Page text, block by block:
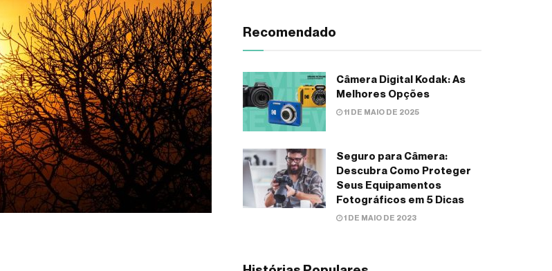
Recomendado
Câmera Digital Kodak: As
Melhores Opções
11 DE MAIO DE 2025
Seguro para Câmera:
Descubra Como Proteger
Seus Equipamentos
Fotográficos em 5 Dicas
1 DE MAIO DE 2023